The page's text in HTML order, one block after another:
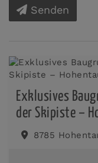
Senden
Exklusives
der Skipiste –
8785